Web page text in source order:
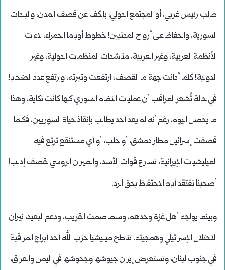
طالب رئيس غربي، أو المجتمع الدولي، بالكف عن قصف المدن، والبلدات
السورية، والحفاظ على أرواح المدنيين! خطوط أوباما الحمراء، لاءات
الأنظمة العربية، وغير العربية، مناشدات المنظمات الدولية، وغير
الدولية! كلما أدانت جهة ما القصف، ارتفعت وتيرته، وارتفع عدد الضحايا!
في حالة تُشعر المراقب أن عمليات النظام السوري كلها كانت نكاية، وهذا
ما يحصل اليوم، رغم أنه لم يعد أحد يطالب بإنقاذ حياة السوريين، فكلما
قصفت إسرائيل مطار دمشق، أو حلب، أو أي مستنقع ترتع فيه
الميليشيات الإيرانية، تسارع قوات الأسد، والطيران الروسي لقصف إدلب!
أصحبنا نفتقد أيام الاحتفاظ بحق الرد.
وبينما يواجه أهل غزة وحدهم، وسط صمت القريب، ودعم البعيد، نيران
الاحتلال الإسرائيلي وهمجيته. تناطح ميليشيا حزب الله أحد أبراج المراقبة
في جنوب لبنان، وتستعرض إيران جيوشها وجحوشها في اليمن والعراق،